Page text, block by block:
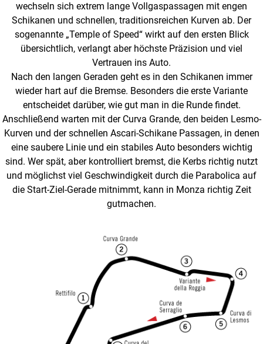
wechseln sich extrem lange Vollgaspassagen mit engen
Schikanen und schnellen, traditionsreichen Kurven ab. Der
sogenannte „Temple of Speed“ wirkt auf den ersten Blick
übersichtlich, verlangt aber höchste Präzision und viel
Vertrauen ins Auto.
Nach den langen Geraden geht es in den Schikanen immer
wieder hart auf die Bremse. Besonders die erste Variante
entscheidet darüber, wie gut man in die Runde findet.
Anschließend warten mit der Curva Grande, den beiden Lesmo-
Kurven und der schnellen Ascari-Schikane Passagen, in denen
eine saubere Linie und ein stabiles Auto besonders wichtig
sind. Wer spät, aber kontrolliert bremst, die Kerbs richtig nutzt
und möglichst viel Geschwindigkeit durch die Parabolica auf
die Start-Ziel-Gerade mitnimmt, kann in Monza richtig Zeit
gutmachen.